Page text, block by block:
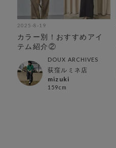
2025-8-19
カラー別！おすすめアイ
テム紹介②
DOUX ARCHIVES
荻窪ルミネ店
mizuki
159cm